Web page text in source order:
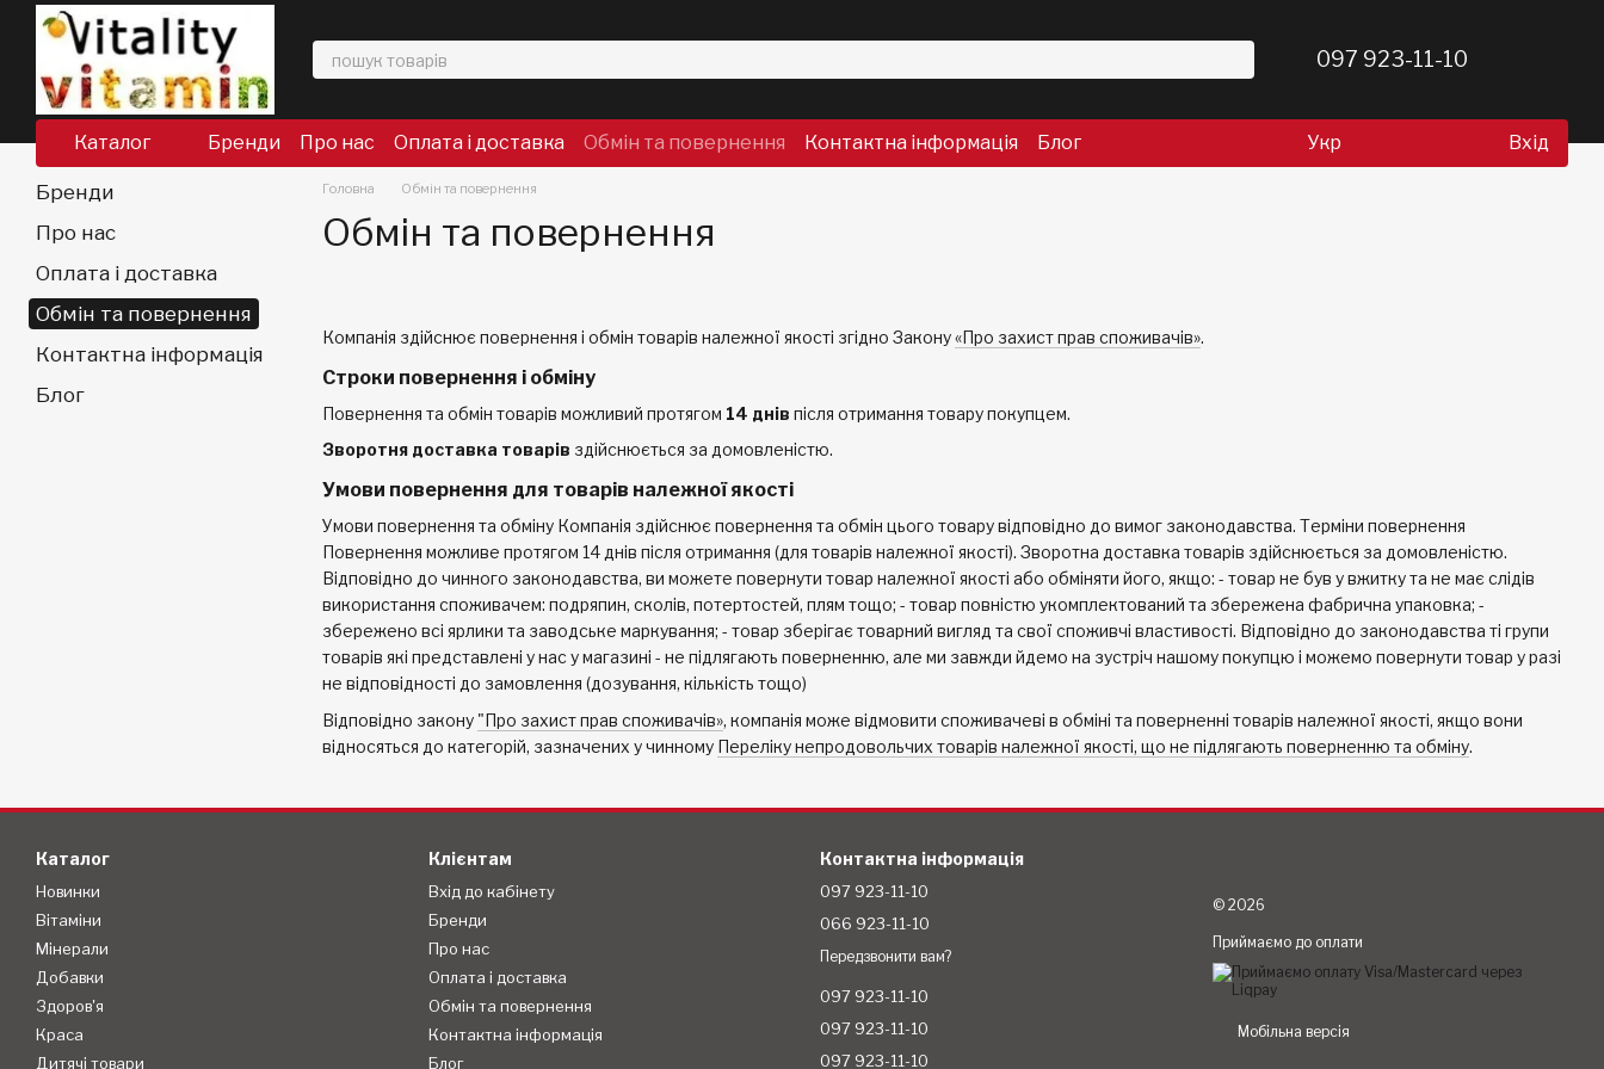
Перейти до основного контенту
097 923-11-10
Каталог Бренди Про нас Оплата і доставка Обмін та повернення Контактна інформація Блог Укр Вхід
Головна Обмін та повернення
Обмін та повернення
Компанія здійснює повернення і обмін товарів належної якості згідно Закону«Про захист прав споживачів».
Строки повернення і обміну
Повернення та обмін товарів можливий протягом 14 днів після отримання товару покупцем.
Зворотня доставка товарів здійснюється за домовленістю.
Умови повернення для товарів належної якості
Умови повернення та обміну Компанія здійснює повернення та обмін цього товару відповідно до вимог законодавства. Терміни повернення
Повернення можливе протягом 14 днів після отримання (для товарів належної якості). Зворотна доставка товарів здійснюється за домовленістю.
Відповідно до чинного законодавства, ви можете повернути товар належної якості або обміняти його, якщо: - товар не був у вжитку та не має слідів
використання споживачем: подряпин, сколів, потертостей, плям тощо; - товар повністю укомплектований та збережена фабрична упаковка; -
збережено всі ярлики та заводське маркування; - товар зберігає товарний вигляд та свої споживчі властивості. Відповідно до законодавства ті групи
товарів які представлені у нас у магазині - не підлягають поверненню, але ми завжди йдемо на зустріч нашому покупцю і можемо повернути товар у разі
не відповідності до замовлення (дозування, кількість тощо)
Відповідно закону "Про захист прав споживачів», компанія може відмовити споживачеві в обміні та поверненні товарів належної якості, якщо вони
відносяться до категорій, зазначених у чинному Переліку непродовольчих товарів належної якості, що не підлягають поверненню та обміну.
Бренди
Про нас
Оплата і доставка
Обмін та повернення
Контактна інформація
Блог
Каталог
Новинки
Вітаміни
Мінерали
Добавки
Здоров'я
Краса
Дитячі товари
Клієнтам
Вхід до кабінету
Бренди
Про нас
Оплата і доставка
Обмін та повернення
Контактна інформація
Блог
Контактна інформація
097 923-11-10
066 923-11-10
Передзвонити вам?
097 923-11-10
097 923-11-10
097 923-11-10
© 2026
Приймаємо до оплати
Мобільна версія